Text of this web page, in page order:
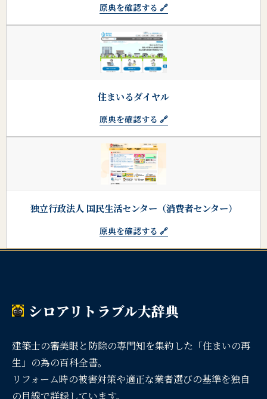
原典を確認する 🔗
住まいるダイヤル
原典を確認する 🔗
独立行政法人 国民生活センター（消費者センター）
原典を確認する 🔗
シロアリトラブル大辞典
建築士の審美眼と防除の専門知を集約した「住まいの再
生」の為の百科全書。
リフォーム時の被害対策や適正な業者選びの基準を独自
の目線で詳録しています。